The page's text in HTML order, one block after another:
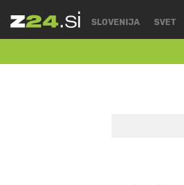
SLOVENIJA SVET